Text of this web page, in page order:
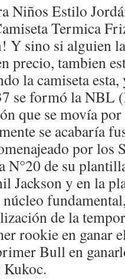
Niños Estilo
Termica
Y sino si alguien
precio, tambien
la camiseta
se formó la NBL
que se movía por
se acabaría
por los
N°20 de su
Jackson y en la
de la
rookie en ganar
Bull en